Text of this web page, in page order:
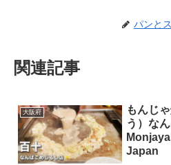
パンと
関連記事
大阪府
もんじ
う）な
Japan